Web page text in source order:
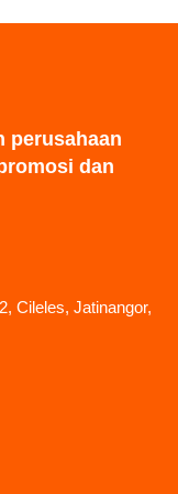
perusahaan
dan
Cileles, Jatinangor,